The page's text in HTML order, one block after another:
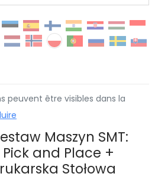
peuvent être visibles dans la
Maszyn SMT:
and Place +
Stołowa